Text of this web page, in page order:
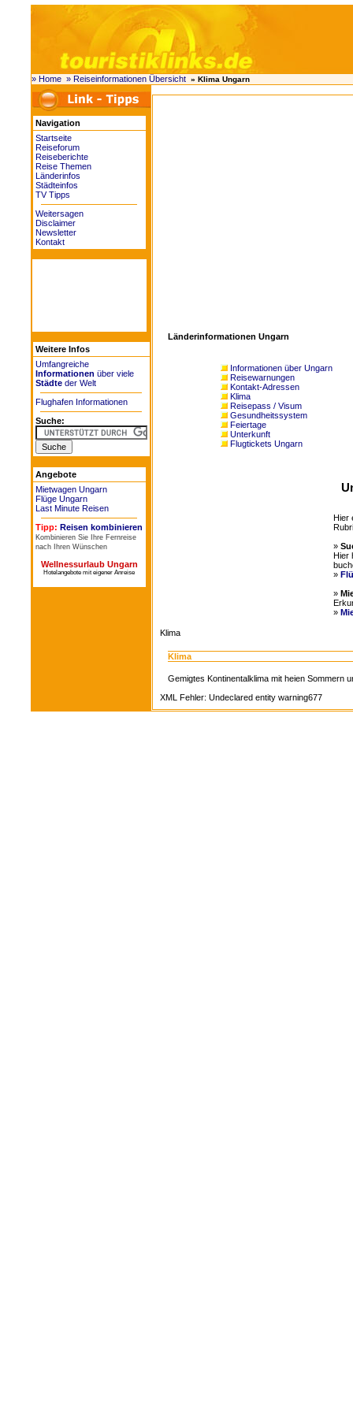
» Home » Reiseinformationen Übersicht » Klima Ungarn
Navigation
Startseite
Reiseforum
Reiseberichte
Reise Themen
Länderinfos
Städteinfos
TV Tipps
Weitersagen
Disclaimer
Newsletter
Kontakt
Weitere Infos
Umfangreiche
Informationen über viele
Städteder Welt
Flughafen Informationen
Suche:
Angebote
Mietwagen Ungarn
Flüge Ungarn
Last Minute Reisen
Tipp: Reisen kombinieren
Kombinieren Sie Ihre Fernreise
nach Ihren Wünschen
Wellnessurlaub Ungarn
Hotelangebote mit eigener Anreise
Länderinformationen Ungarn
Informationen über Ungarn
Reisewarnungen
Kontakt-Adressen
Klima
Reisepass / Visum
Gesundheitssystem
Feiertage
Unterkunft
Flugtickets Ungarn
Hier
»
Hier
»
»
»
Klima
Klima
Gemigtes Kontinentalklima mit heien Sommern
XML Fehler: Undeclared entity warning677